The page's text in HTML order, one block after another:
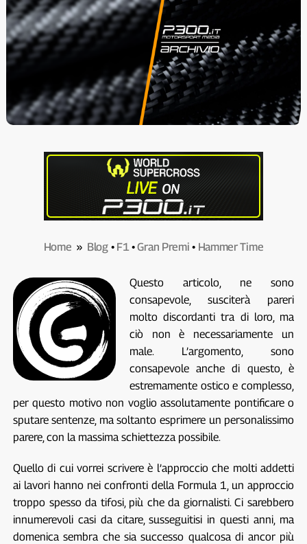
Home » Blog• F1•Gran Premi • Hammer Time
Questo articolo, ne sono
consapevole, susciterà pareri
molto discordanti tra di loro, ma
ciò non è necessariamente un
male. L’argomento, sono
consapevole anche di questo, è
estremamente ostico e complesso,
per questo motivo non voglio assolutamente pontificare o
sputare sentenze, ma soltanto esprimere un personalissimo
parere, con la massima schiettezza possibile.
Quello di cui vorrei scrivere è l’approccio che molti addetti
ai lavori hanno nei confronti della Formula 1, un approccio
troppo spesso da tifosi, più che da giornalisti. Ci sarebbero
innumerevoli casi da citare, susseguitisi in questi anni, ma
domenica sembra che sia successo qualcosa di ancor più